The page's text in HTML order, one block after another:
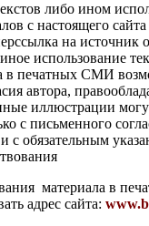
либо ином
с настоящего
на источник
использование
в печатных СМИ
автора,
иллюстрации
с письменного
с обязательным
материала в
адрес сайта: